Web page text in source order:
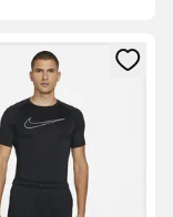
vagy a tagként
egy modált a